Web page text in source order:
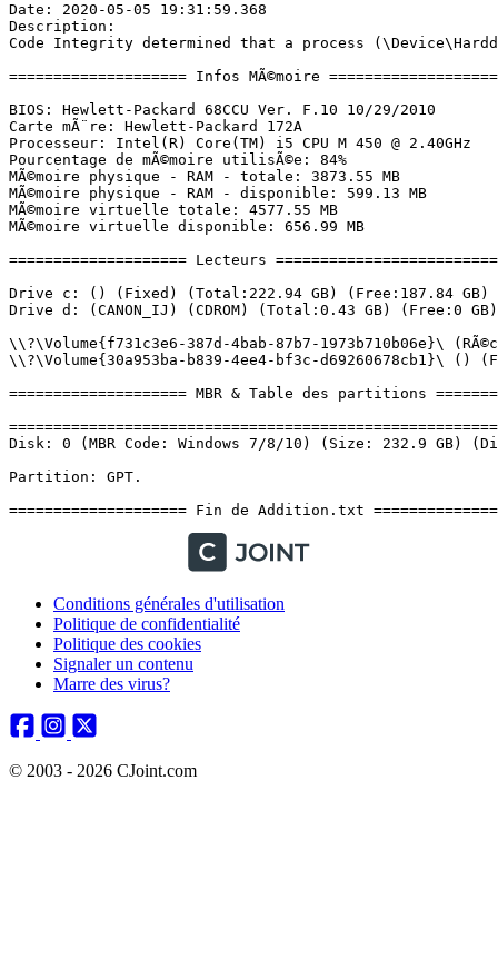
Conditions générales d'utilisation
Politique de confidentialité
Politique des cookies
Signaler un contenu
Marre des virus?
© 2003 - 2026 CJoint.com